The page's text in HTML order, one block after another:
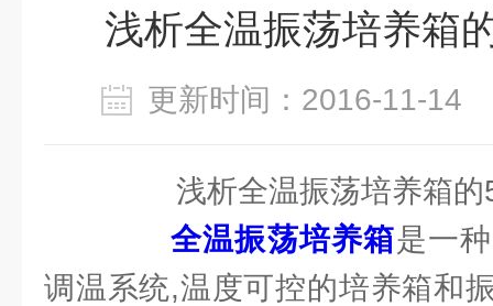
浅析全温振荡培养箱
更新时间：2016-11-
浅析全温振荡培养箱的
全温振荡培养箱是一
调温系统,温度可控的培养箱和